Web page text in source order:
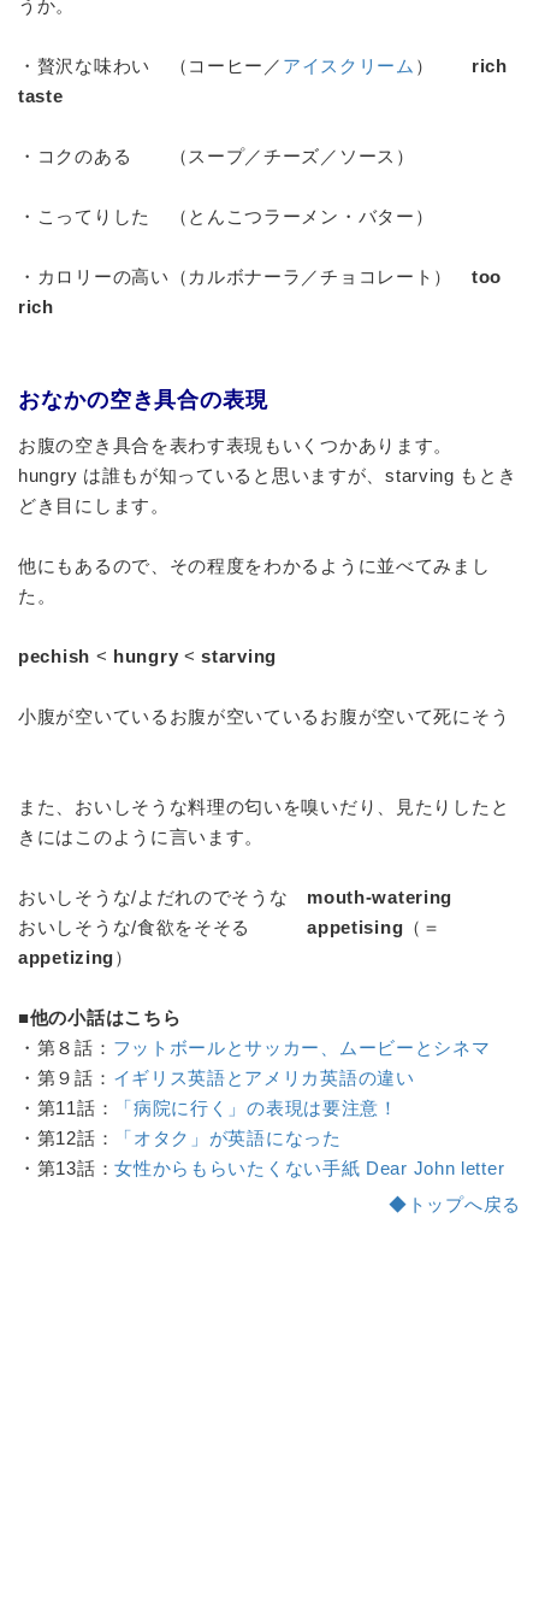
うか。
・贅沢な味わい （コーヒー／ アイスクリーム ） rich
taste
・コクのある （スープ／チーズ／ソース）
・こってりした （とんこつラーメン・バター）
・カロリーの高い（カルボナーラ／チョコレート） too
rich
おなかの空き具合の表現
お腹の空き具合を表わす表現もいくつかあります。
hungry は誰もが知っていると思いますが、starving もとき
どき目にします。
他にもあるので、その程度をわかるように並べてみまし
た。
pechish < hungry <starving
小腹が空いているお腹が空いているお腹が空いて死にそう
また、おいしそうな料理の匂いを嗅いだり、見たりしたと
きにはこのように言います。
おいしそうな/よだれのでそうな mouth-watering
おいしそうな/食欲をそそるappetising （＝
appetizing）
■他の小話はこちら
・第８話： フットボールとサッカー、ムービーとシネマ
・第９話： イギリス英語とアメリカ英語の違い
・第11話：
「病院に行く」の表現は要注意！
・第12話：
「オタク」が英語になった
・第13話：女性からもらいたくない手紙 Dear John letter
◆トップへ戻る